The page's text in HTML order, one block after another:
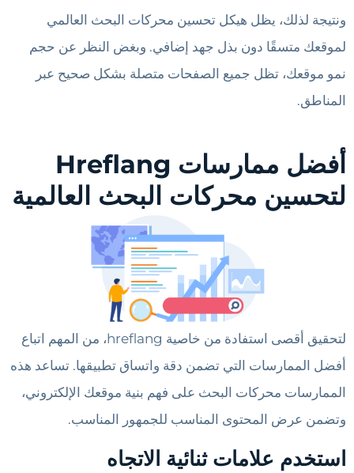
ونتيجة لذلك، يظل هيكل تحسين محركات البحث العالمي
لموقعك متسقًا دون بذل جهد إضافي. وبغض النظر عن حجم
نمو موقعك، تظل جميع الصفحات متصلة بشكل صحيح عبر
المناطق.
أفضل ممارسات Hreflang
لتحسين محركات البحث العالمية
لتحقيق أقصى استفادة من خاصية hreflang، من المهم اتباع
أفضل الممارسات التي تضمن دقة واتساق تطبيقها. تساعد هذه
الممارسات محركات البحث على فهم بنية موقعك الإلكتروني،
وتضمن عرض المحتوى المناسب للجمهور المناسب.
استخدم علامات ثنائية الاتجاه